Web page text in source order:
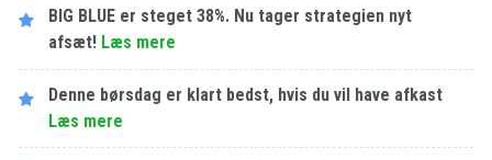
BIG BLUE er steget 38%. Nu tager strategien nyt
afsæt! Læs mere
Denne børsdag er klart bedst, hvis du vil have afkast
Læs mere